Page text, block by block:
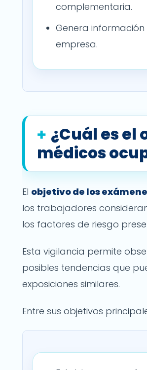
complementaria.
Genera
empresa.
¿Cuál es el
médicos
El objetivo de los
los trabajadores
los factores de riesgo
Esta vigilancia permite
posibles tendencias que
exposiciones similares.
Entre sus objetivos